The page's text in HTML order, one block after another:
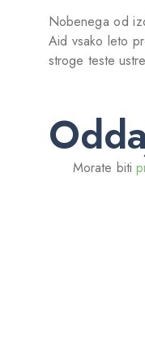
Nobenega od
Aid vsako leto
stroge teste
Morate biti